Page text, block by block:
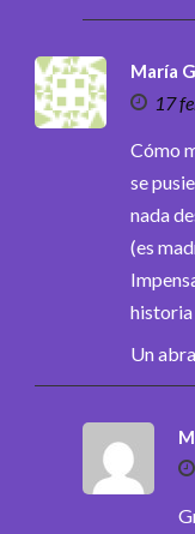
María
17
Cómo
se
nada
(es
historia
Un